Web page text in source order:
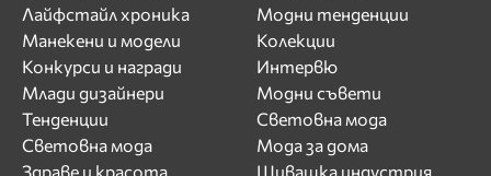
Лайфстайл хроника
Манекени и модели
Конкурси и награди
Млади дизайнери
Тенденции
Световна мода
Здраве и красота
Модни тенденции
Колекции
Интервю
Модни съвети
Световна мода
Мода за дома
Шивашка индустрия